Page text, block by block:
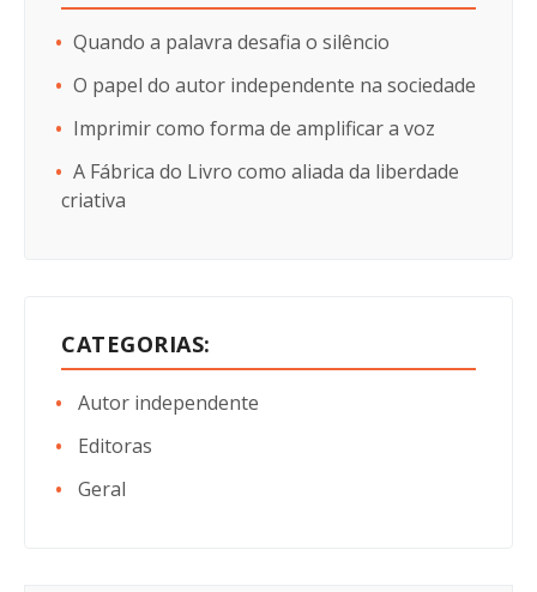
Quando a palavra desafia o silêncio
O papel do autor independente na sociedade
Imprimir como forma de amplificar a voz
A Fábrica do Livro como aliada da liberdade
criativa
CATEGORIAS:
Autor independente
Editoras
Geral